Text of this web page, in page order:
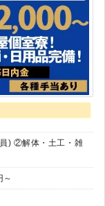
) ②解体・土工・雑